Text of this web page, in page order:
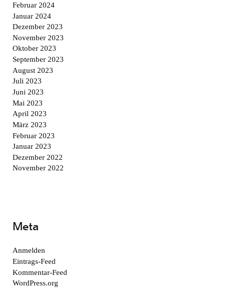
Februar 2024
Januar 2024
Dezember 2023
November 2023
Oktober 2023
September 2023
August 2023
Juli 2023
Juni 2023
Mai 2023
April 2023
März 2023
Februar 2023
Januar 2023
Dezember 2022
November 2022
Meta
Anmelden
Eintrags-Feed
Kommentar-Feed
WordPress.org